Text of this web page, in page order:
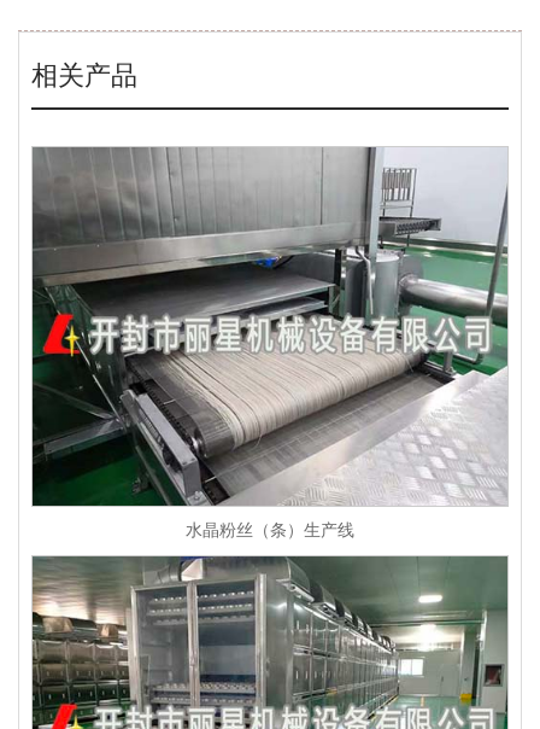
相关产品
水晶粉丝（条）生产线